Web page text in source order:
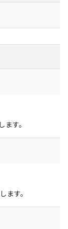
ます。
ます。